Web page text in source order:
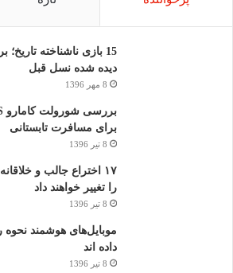
15 بازی ناشناخته
دیده شده نسل قبل
8 مهر 1396
برای مسافرت تابستانی
8 تیر 1396
۱۷ اختراع جالب و
را تغییر خواهند داد
8 تیر 1396
موبایل‌های هوشمند نحوه
داده اند
8 تیر 1396